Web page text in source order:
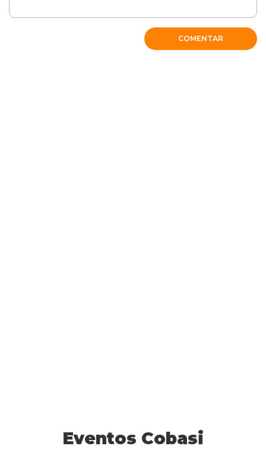
COMENTAR
Eventos Cobasi